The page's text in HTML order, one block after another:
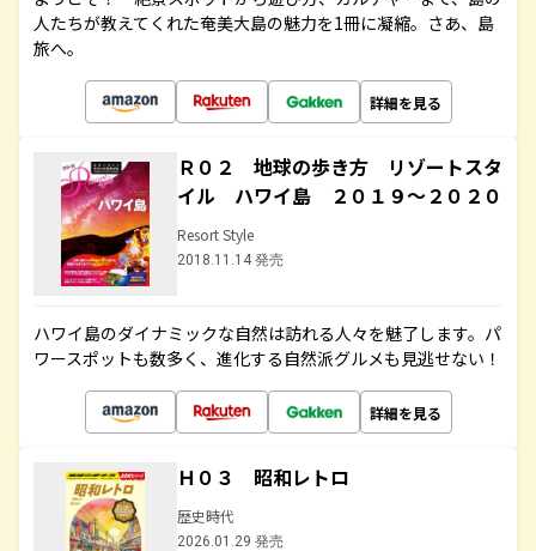
人たちが教えてくれた奄美大島の魅力を1冊に凝縮。さあ、島
旅へ。
詳細を見る
Ｒ０２ 地球の歩き方 リゾートスタ
イル ハワイ島 ２０１９～２０２０
Resort Style
2018.11.14 発売
ハワイ島のダイナミックな自然は訪れる人々を魅了します。パ
ワースポットも数多く、進化する自然派グルメも見逃せない！
詳細を見る
Ｈ０３ 昭和レトロ
歴史時代
2026.01.29 発売